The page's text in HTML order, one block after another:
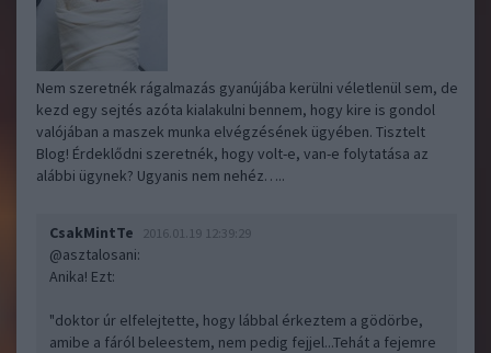
Nem szeretnék rágalmazás gyanújába kerülni véletlenül sem, de
kezd egy sejtés azóta kialakulni bennem, hogy kire is gondol
valójában a maszek munka elvégzésének ügyében. Tisztelt
Blog! Érdeklődni szeretnék, hogy volt-e, van-e folytatása az
alábbi ügynek? Ugyanis nem nehéz…..
CsakMintTe 2016.01.19 12:39:29
@asztalosani:
Anika! Ezt:
"doktor úr elfelejtette, hogy lábbal érkeztem a gödörbe,
amibe a fáról beleestem, nem pedig fejjel...Tehát a fejemre